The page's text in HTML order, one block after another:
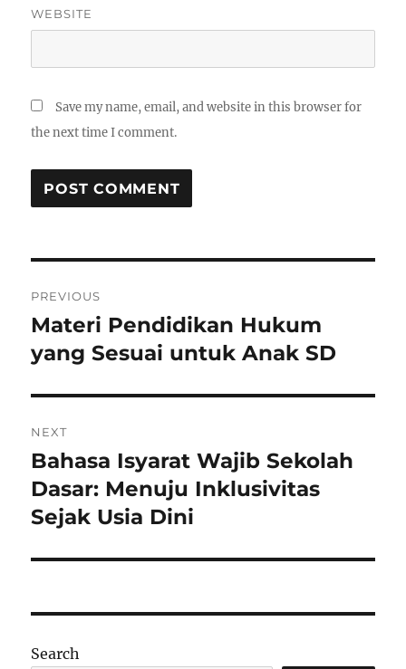
WEBSITE
Save my name, email, and website in this browser for
the next time I comment.
navigation
PREVIOUS
Previous
post:
Materi Pendidikan Hukum
yang Sesuai untuk Anak SD
NEXT
Next
post:
Bahasa Isyarat Wajib Sekolah
Dasar: Menuju Inklusivitas
Sejak Usia Dini
Search